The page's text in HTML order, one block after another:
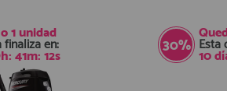
1 unidad
en:
h:41m:11s 30% Esta
10